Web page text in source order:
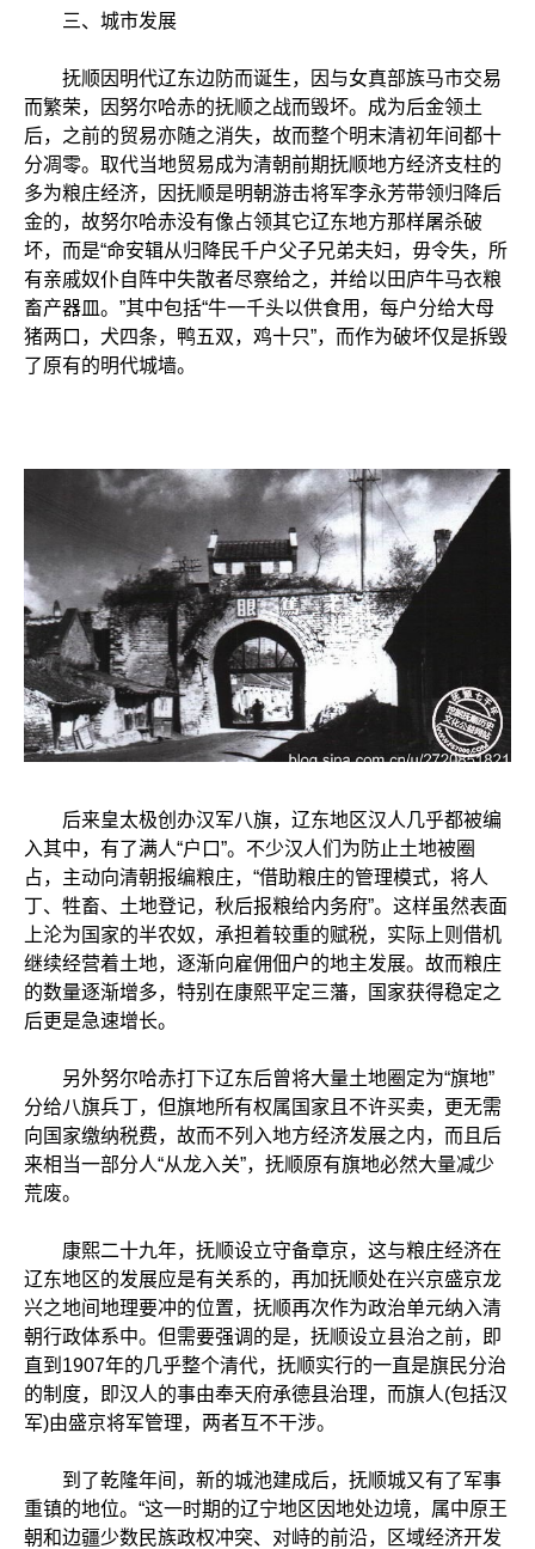
三、城市发展
抚顺因明代辽东边防而诞生，因与女真部族马市交易
而繁荣，因努尔哈赤的抚顺之战而毁坏。成为后金领土
后，之前的贸易亦随之消失，故而整个明末清初年间都十
分凋零。取代当地贸易成为清朝前期抚顺地方经济支柱的
多为粮庄经济，因抚顺是明朝游击将军李永芳带领归降后
金的，故努尔哈赤没有像占领其它辽东地方那样屠杀破
坏，而是“命安辑从归降民千户父子兄弟夫妇，毋令失，所
有亲戚奴仆自阵中失散者尽察给之，并给以田庐牛马衣粮
畜产器皿。”其中包括“牛一千头以供食用，每户分给大母
猪两口，犬四条，鸭五双，鸡十只”，而作为破坏仅是拆毁
了原有的明代城墙。
后来皇太极创办汉军八旗，辽东地区汉人几乎都被编
入其中，有了满人“户口”。不少汉人们为防止土地被圈
占，主动向清朝报编粮庄，“借助粮庄的管理模式，将人
丁、牲畜、土地登记，秋后报粮给内务府”。这样虽然表面
上沦为国家的半农奴，承担着较重的赋税，实际上则借机
继续经营着土地，逐渐向雇佣佃户的地主发展。故而粮庄
的数量逐渐增多，特别在康熙平定三藩，国家获得稳定之
后更是急速增长。
另外努尔哈赤打下辽东后曾将大量土地圈定为“旗地”
分给八旗兵丁，但旗地所有权属国家且不许买卖，更无需
向国家缴纳税费，故而不列入地方经济发展之内，而且后
来相当一部分人“从龙入关”，抚顺原有旗地必然大量减少
荒废。
康熙二十九年，抚顺设立守备章京，这与粮庄经济在
辽东地区的发展应是有关系的，再加抚顺处在兴京盛京龙
兴之地间地理要冲的位置，抚顺再次作为政治单元纳入清
朝行政体系中。但需要强调的是，抚顺设立县治之前，即
直到1907年的几乎整个清代，抚顺实行的一直是旗民分治
的制度，即汉人的事由奉天府承德县治理，而旗人(包括汉
军)由盛京将军管理，两者互不干涉。
到了乾隆年间，新的城池建成后，抚顺城又有了军事
重镇的地位。“这一时期的辽宁地区因地处边境，属中原王
朝和边疆少数民族政权冲突、对峙的前沿，区域经济开发